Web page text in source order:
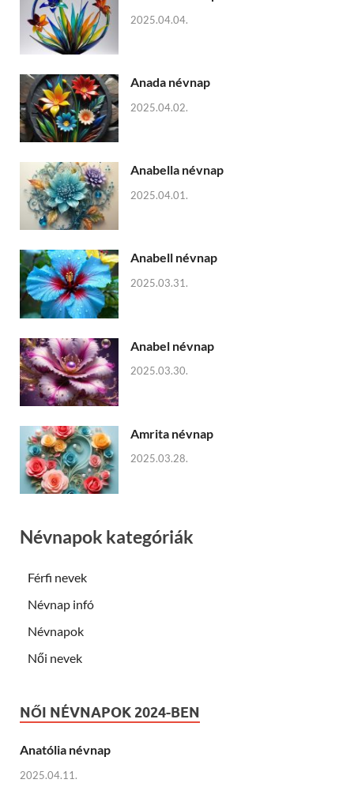
2025.04.04.
Anada névnap
2025.04.02.
Anabella névnap
2025.04.01.
Anabell névnap
2025.03.31.
Anabel névnap
2025.03.30.
Amrita névnap
2025.03.28.
Névnapok kategóriák
Férfi nevek
Névnap infó
Névnapok
Női nevek
NŐI NÉVNAPOK 2024-BEN
Anatólia névnap
2025.04.11.